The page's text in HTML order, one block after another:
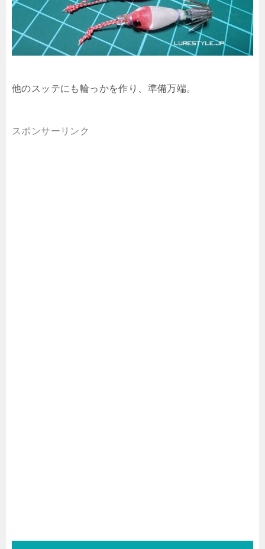
他のスッテにも輪っかを作り、準備万端。
スポンサーリンク